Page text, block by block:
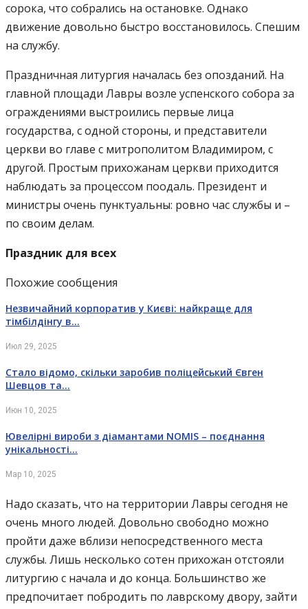
сорока, что собрались на остановке. Однако
движение довольно быстро восстановилось. Спешим
на службу.
Праздничная литургия началась без опозданий. На
главной площади Лавры возле успенского собора за
ограждениями выстроились первые лица
государства, с одной стороны, и представители
церкви во главе с митрополитом Владимиром, с
другой. Простым прихожанам церкви приходится
наблюдать за процессом поодаль. Президент и
министры очень пунктуальны: ровно час службы и –
по своим делам.
Праздник для всех
Похожие сообщения
Незвичайний корпоратив у Києві: найкраще для
тімбілдінгу в…
Июл 29, 2025
Стало відомо, скільки заробив поліцейський Євген
Шевцов та…
Июн 10, 2025
Ювелірні вироби з діамантами NOMIS – поєднання
унікальності…
Мар 10, 2025
Надо сказать, что на территории Лавры сегодня не
очень много людей. Довольно свободно можно
пройти даже вблизи непосредственного места
службы. Лишь несколько сотен прихожан отстояли
литургию с начала и до конца. Большинство же
предпочитает побродить по лаврскому двору, зайти